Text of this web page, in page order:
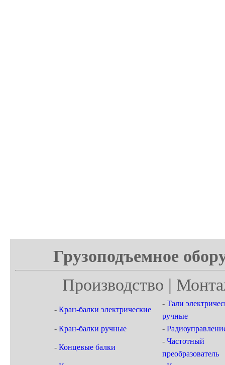
Грузоподъемное
Производство |
- Кран-балки электрические
- Тали
ручные
- Кран-балки ручные -
- Концевые балки
- Частотный
преобразователь